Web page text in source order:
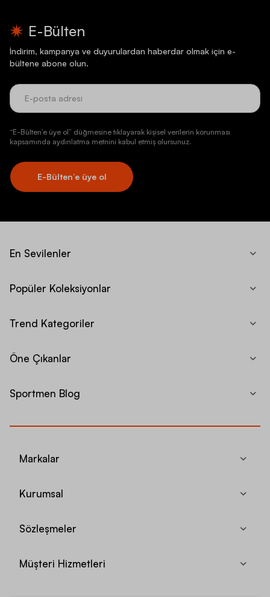
E-Bülten
İndirim, kampanya ve duyurulardan haberdar olmak için e-
bültene abone olun.
“E-Bülten’e üye ol” düğmesine tıklayarak kişisel verilerin korunması
kapsamında aydınlatma metnini kabul etmiş olursunuz.
E-Bülten’e üye ol
En Sevilenler
Popüler Koleksiyonlar
Trend Kategoriler
Öne Çıkanlar
Sportmen Blog
Markalar
Kurumsal
Sözleşmeler
Müşteri Hizmetleri